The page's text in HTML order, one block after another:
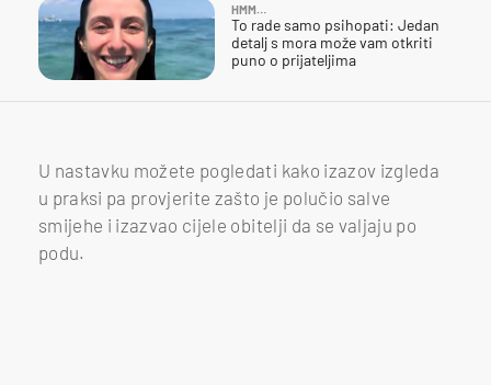
HMM…
To rade samo psihopati: Jedan
detalj s mora može vam otkriti
puno o prijateljima
U nastavku možete pogledati kako izazov izgleda
u praksi pa provjerite zašto je polučio salve
smijehe i izazvao cijele obitelji da se valjaju po
podu.